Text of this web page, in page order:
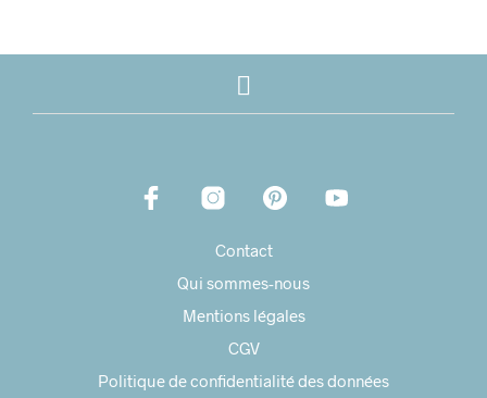
Contact
Qui sommes-nous
Mentions légales
CGV
Politique de confidentialité des données